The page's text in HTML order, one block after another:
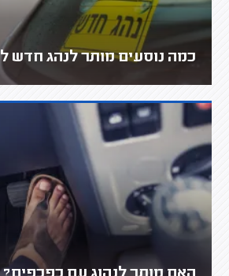
כמה נוסעים מותר לנהג חדש